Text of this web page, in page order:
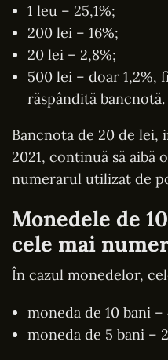
1 leu – 25,1%;
200 lei – 16%;
20 lei – 2,8%;
500 lei – doar 1,2%,
răspândită bancnotă.
Bancnota de 20 de
2021, continuă să aibă
numerarul utilizat de
Monedele de
cele mai
În cazul monedelor,
moneda de 10 bani
moneda de 5 bani –